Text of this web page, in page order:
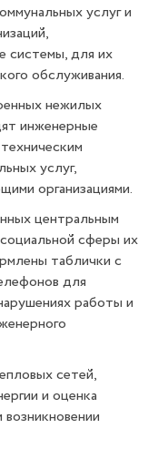
услуг и
системы, для их
обслуживания.
нежилых
инженерные
услуг,
организациями.
центральным
сферы их
таблички с
для
работы и
сетей,
и оценка